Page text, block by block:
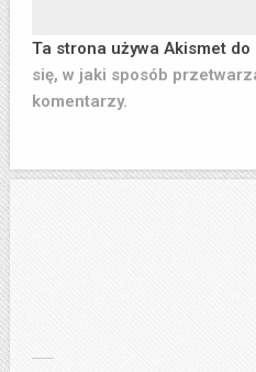
Ta strona używa Akismet
się, w jaki sposób
komentarzy.